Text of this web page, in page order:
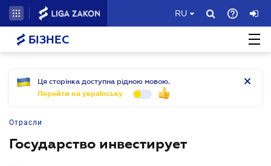
RU
БІЗНЕС
Ця сторінка доступна рідною мовою.
Перейти на українську
Отрасли
Государство инвестирует